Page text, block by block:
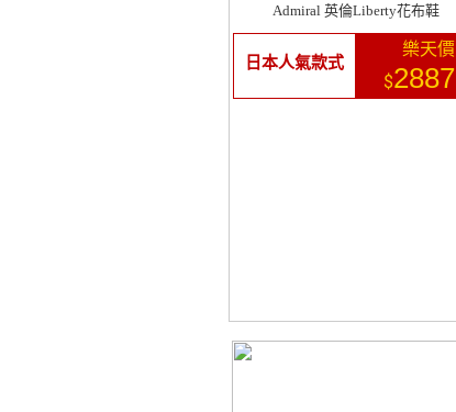
Admiral 英倫Liberty花布鞋
日本人氣款式
樂天價
$2887